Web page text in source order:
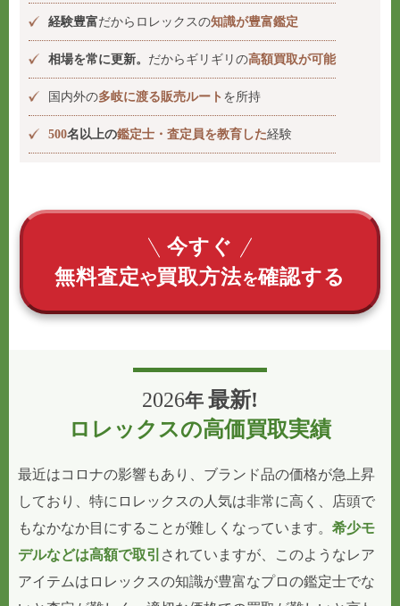
経験豊富だからロレックスの知識が豊富鑑定
相場を常に更新。 だからギリギリの高額買取が可能
国内外の多岐に渡る販売ルート を所持
500名以上の鑑定士・査定員を教育した経験
今すぐ
無料査定や買取方法を確認する
2026年 最新!
ロレックスの高価買取実績
最近はコロナの影響もあり、ブランド品の価格が急上昇
しており、特にロレックスの人気は非常に高く、店頭で
もなかなか目にすることが難しくなっています。 希少モ
デルなどは高額で取引 されていますが、このようなレア
アイテムはロレックスの知識が豊富なプロの鑑定士でな